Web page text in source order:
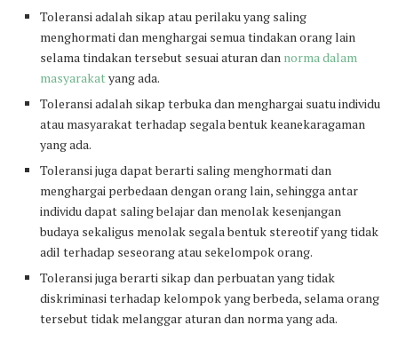
Toleransi adalah sikap atau perilaku yang saling
menghormati dan menghargai semua tindakan orang lain
selama tindakan tersebut sesuai aturan dan norma dalam
masyarakatyang ada.
Toleransi adalah sikap terbuka dan menghargai suatu individu
atau masyarakat terhadap segala bentuk keanekaragaman
yang ada.
Toleransi juga dapat berarti saling menghormati dan
menghargai perbedaan dengan orang lain, sehingga antar
individu dapat saling belajar dan menolak kesenjangan
budaya sekaligus menolak segala bentuk stereotif yang tidak
adil terhadap seseorang atau sekelompok orang.
Toleransi juga berarti sikap dan perbuatan yang tidak
diskriminasi terhadap kelompok yang berbeda, selama orang
tersebut tidak melanggar aturan dan norma yang ada.